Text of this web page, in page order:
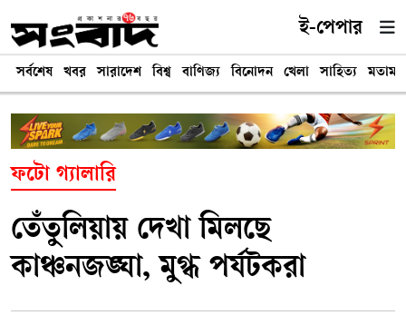
ই-পেপার
সর্বশেষ খবর সারাদেশ বিশ্ব বাণিজ্য বিনোদন খেলা সাহিত্য মতামত
ফটো গ্যালারি
তেঁতুলিয়ায় দেখা মিলছে
কাঞ্চনজঙ্ঘা, মুগ্ধ পর্যটকরা